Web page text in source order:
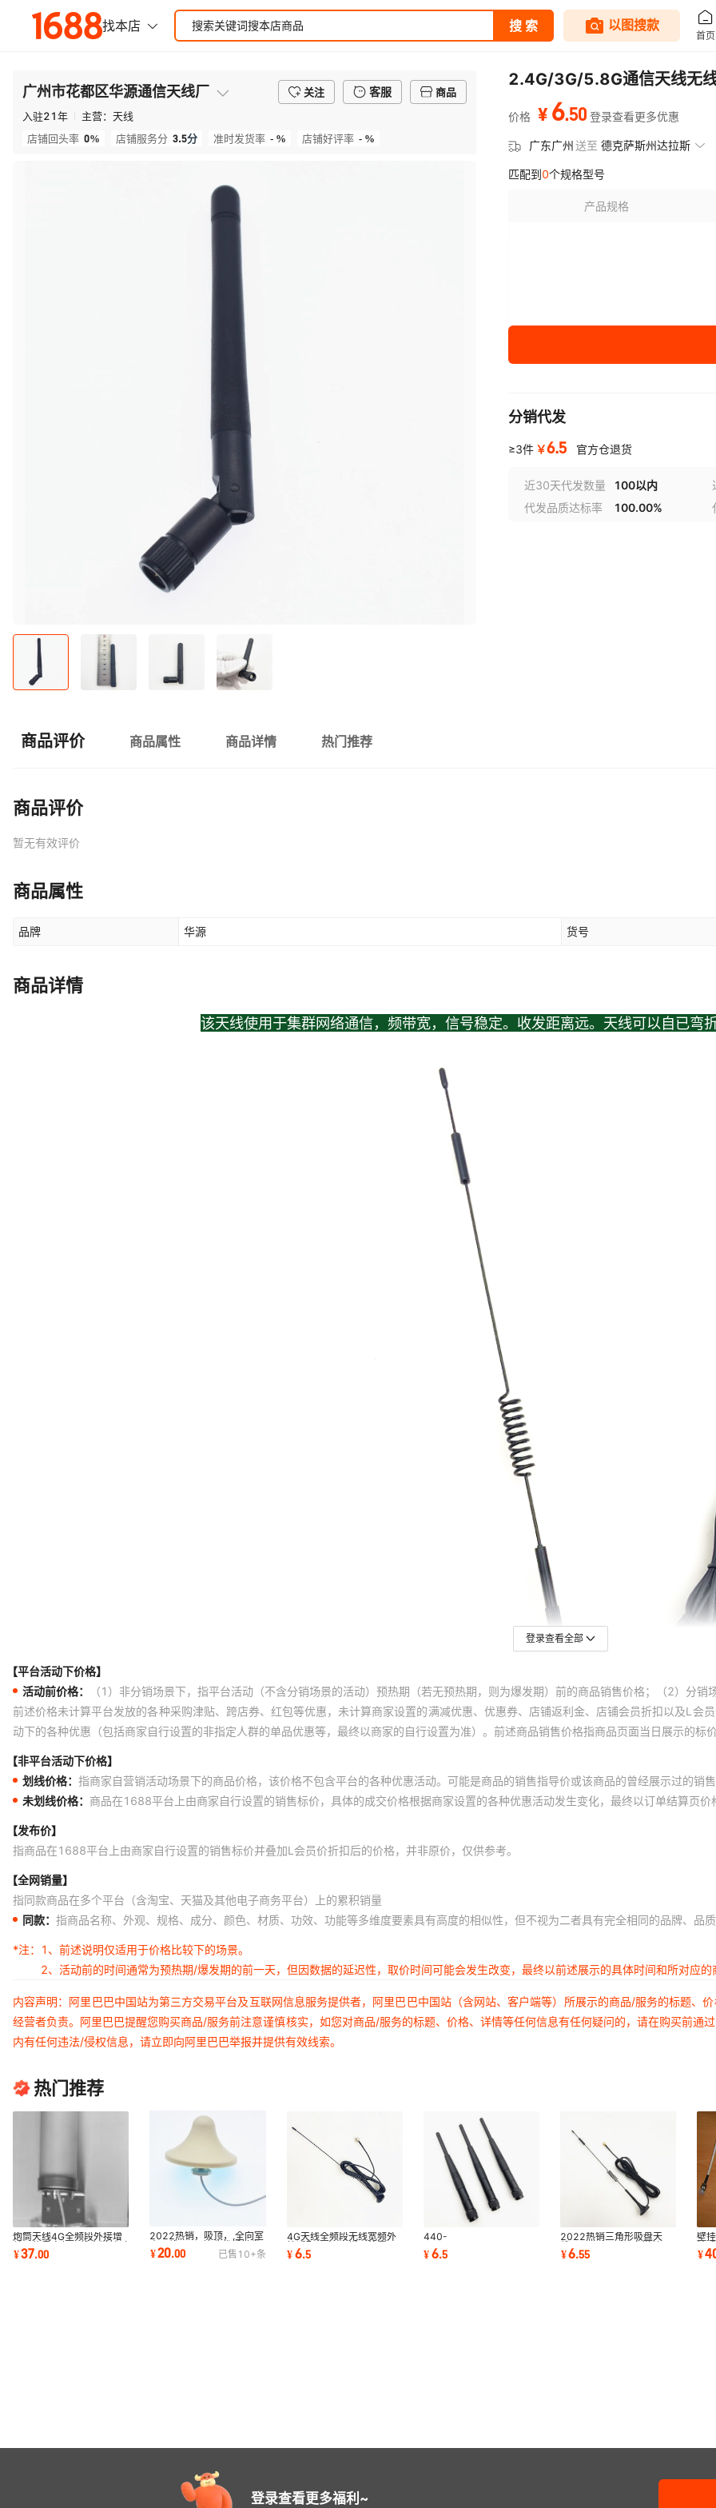
广州市花都区华源通信天线厂 关注 客服
商品
入驻21年 主营： 天线
店铺回头率 0% 店铺服务分 3.5分 准时发货率 - % 店铺好评率 - %
2.4G/3G/5.8G通信天线无
价格 ¥ 6.50 登录查看更多优惠
广东广州送至 德克萨斯州达拉斯
匹配到0个规格型号
产品规格
分销代发
≥3件 ￥6.5 官方仓退货
近30天代发数量 100以内
代发品质达标率
100.00%
商品评价 商品属性 商品详情 热门推荐
商品评价
暂无有效评价
商品属性
品牌 华源 货号
商品详情
登录查看全部
【平台活动下价格】
活动前价格：
（1）非分销场景下，指平台活动（不含分销场景的活动）预热期（若无预热期，则为爆发期）前的商品销售价格；（2）分
前述价格未计算平台发放的各种采购津贴、跨店券、红包等优惠，未计算商家设置的满减优惠、优惠券、店铺返利金、店铺会员折扣以及L会
动下的各种优惠（包括商家自行设置的非指定人群的单品优惠等，最终以商家的自行设置为准）。前述商品销售价格指商品页面当日展示的
【非平台活动下价格】
划线价格： 指商家自营销活动场景下的商品价格，该价格不包含平台的各种优惠活动。可能是商品的销售指导价或该商品的曾经展示过的销
未划线价格： 商品在1688平台上由商家自行设置的销售标价，具体的成交价格根据商家设置的各种优惠活动发生变化，最终以订单结算页价
【发布价】
指商品在1688平台上由商家自行设置的销售标价并叠加L会员价折扣后的价格，并非原价，仅供参考。
【全网销量】
指同款商品在多个平台（含淘宝、天猫及其他电子商务平台）上的累积销量
同款： 指商品名称、外观、规格、成分、颜色、材质、功效、功能等多维度要素具有高度的相似性，但不视为二者具有完全相同的品牌、品
*注：
1、前述说明仅适用于价格比较下的场景。
2、活动前的时间通常为预热期/爆发期的前一天，但因数据的延迟性，取价时间可能会发生改变，最终以前述展示的具体时间和所对应的
内容声明：阿里巴巴中国站为第三方交易平台及互联网信息服务提供者，阿里巴巴中国站（含网站、客户端等）所展示的商品/服务的标题、
经营者负责。阿里巴巴提醒您购买商品/服务前注意谨慎核实，如您对商品/服务的标题、价格、详情等任何信息有任何疑问的，请在购买前通
内有任何违法/侵权信息，请立即向阿里巴巴举报并提供有效线索。
热门推荐
炮筒天线4G全频段外接增
益强信号宽频无线高增益对
讲机
¥37.00
2022热销，吸顶，,全向室
内天线,GSM接收优质批发
增益无线外接
¥20.00 已售 10+条
4G天线全频段无线宽频外
接适配网卡4G增强外置双
频
¥6.5
440-
450MHZGSM/3G/GPRS/DTU/2.4G
全向橡胶无线模块天线全频
¥6.5
2022热销三角形吸盘天
线//3G/GSM/2G高增益无
线
¥6.55
壁
挂
置
¥
登录查看更多福利~